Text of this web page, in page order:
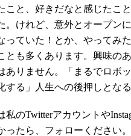
こと、好きだなと感じたこ
。けれど、意外とオープン
っていた！とか、やってみ
とも多くあります。興味の
ありません。「まるでロボ
する」人生への後押しとな
私のTwitterアカウントや
ったら、フォローください。